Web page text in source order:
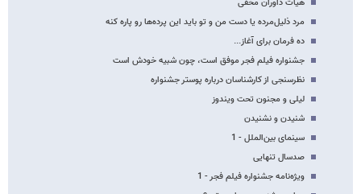
هیأت داوران مخفی
مرد ذلیل‌مرده یا دست من و تو باید این پرده‌ها رو پاره کنه
ده فرمان برای آغاز...
جشنواره فیلم فجر موفق است، چون شبیه خودش است
نظرسنجی از کارشناسان درباره پوستر جشنواره
لیلی و مجنون تحت ویندوز
شنیدن و نشنیدن
سینمای بین‌الملل - 1
صدسال تنهایی
ویژه‌نامه جشنواره فیلم فجر - 1